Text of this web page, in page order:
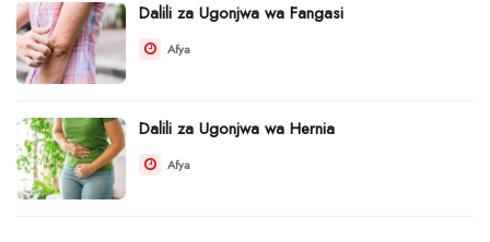
Dalili za Ugonjwa wa Fangasi
Afya
Dalili za Ugonjwa wa Hernia
Afya